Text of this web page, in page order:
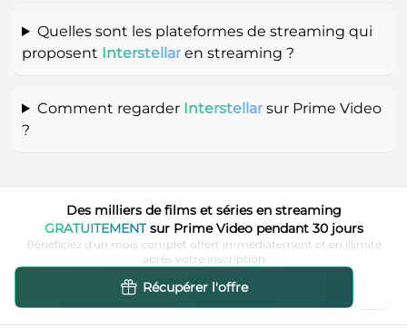
Quelles sont les plateformes de streaming qui
proposent Interstellar en streaming ?
Comment regarder Interstellarsur Prime Video
?
Des milliers de films et séries en streaming
GRATUITEMENTsur Prime Video pendant 30 jours
Bénéficiez d'un mois complet offert immédiatement et en illimité
après votre inscription
Récupérer l'offre